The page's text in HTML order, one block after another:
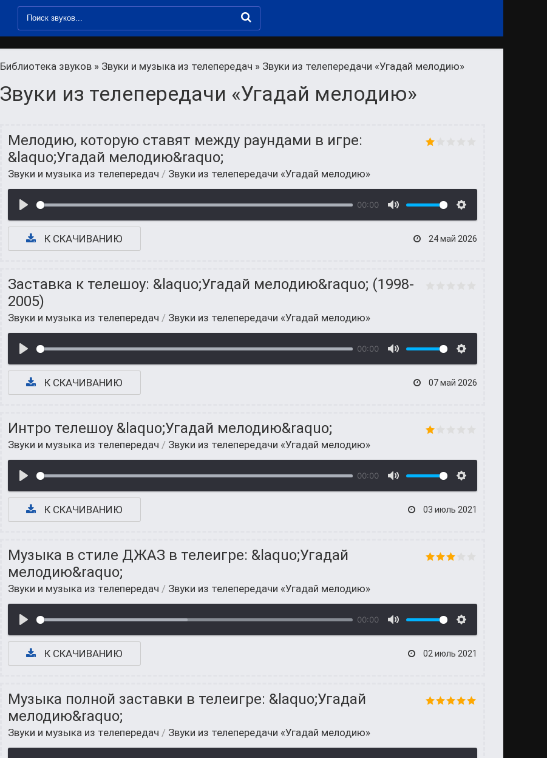
Библиотека звуков » Звуки и музыка из телепередач » Звуки из телепередачи «Угадай мелодию»
Звуки из телепередачи «Угадай мелодию»
Мелодию, которую ставят между раундами в игре:
&laquo;Угадай мелодию&raquo;
Звуки и музыка из телепередач / Звуки из телепередачи «Угадай мелодию»
00:00
К СКАЧИВАНИЮ 24 май 2026
Заставка к телешоу: &laquo;Угадай мелодию&raquo; (1998-
2005)
Звуки и музыка из телепередач / Звуки из телепередачи «Угадай мелодию»
00:00
К СКАЧИВАНИЮ 07 май 2026
Интро телешоу &laquo;Угадай мелодию&raquo;
Звуки и музыка из телепередач / Звуки из телепередачи «Угадай мелодию»
00:00
К СКАЧИВАНИЮ 03 июль 2021
Музыка в стиле ДЖАЗ в телеигре: &laquo;Угадай
мелодию&raquo;
Звуки и музыка из телепередач / Звуки из телепередачи «Угадай мелодию»
00:00
К СКАЧИВАНИЮ 02 июль 2021
Музыка полной заставки в телеигре: &laquo;Угадай
мелодию&raquo;
Звуки и музыка из телепередач / Звуки из телепередачи «Угадай мелодию»